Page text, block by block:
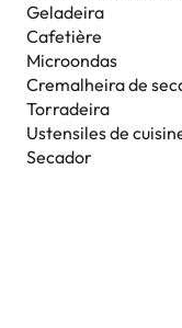
Geladeira
Cafetière
Microondas
Cremalheira de
Torradeira
Ustensiles de
Secador